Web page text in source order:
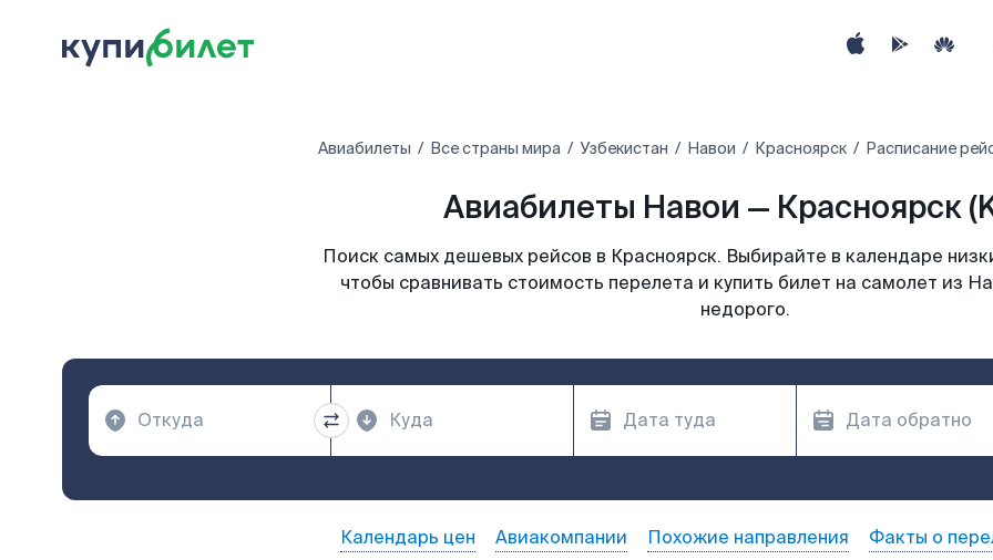
Авиабилеты Все страны мира Узбекистан Навои Красноярск Расписание
Авиабилеты Навои — Красноярск
Поиск самых дешевых рейсов в Красноярск. Выбирайте в календаре
чтобы сравнивать стоимость перелета и купить билет на самолет из
недорого.
Календарь цен Авиакомпании Похожие направления Факты о